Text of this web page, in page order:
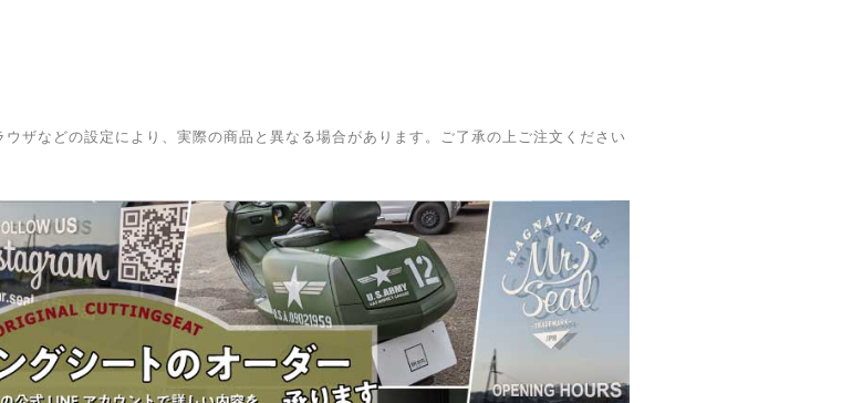
ザなどの設定により、実際の商品と異なる場合があります。ご了承の上ご注文ください